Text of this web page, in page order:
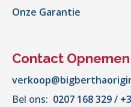
Onze Garantie
Contact Opnemen
Bel ons: 0207 168 329 /